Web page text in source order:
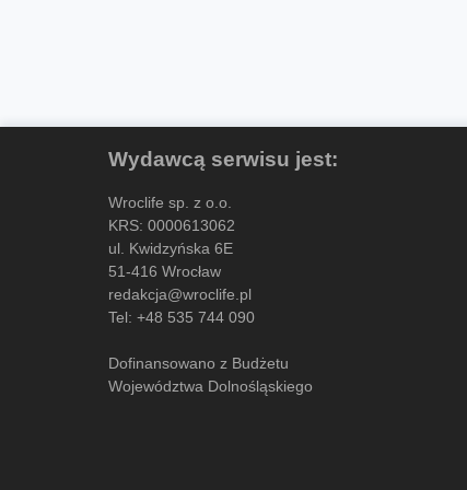
Wydawcą serwisu jest:
Wroclife sp. z o.o.
KRS: 0000613062
ul. Kwidzyńska 6E
51-416 Wrocław
redakcja@wroclife.pl
Tel: +48 535 744 090
Dofinansowano z Budżetu
Województwa Dolnośląskiego